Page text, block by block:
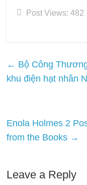
Post Views: 482
← Bộ Công
khu điện hạt nhân
Enola Holmes 2
from the Books →
Leave a Reply